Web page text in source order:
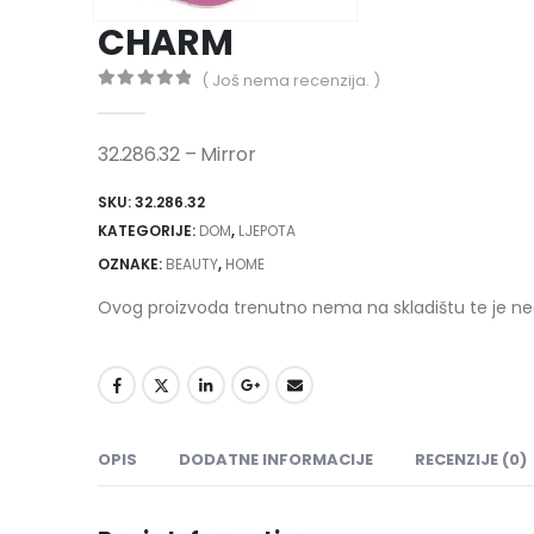
CHARM
( Još nema recenzija. )
32.286.32 – Mirror
SKU:32.286.32
KATEGORIJE: DOM, LJEPOTA
OZNAKE: BEAUTY, HOME
Ovog proizvoda trenutno nema na skladištu te je
OPIS DODATNE INFORMACIJE RECENZIJE (0)